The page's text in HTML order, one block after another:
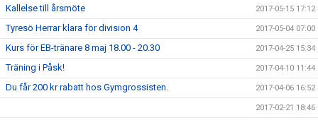
Kallelse till årsmöte 2017-05-15 17:12
Tyresö Herrar klara för division 4 2017-05-04 07:00
Kurs för EB-tränare 8 maj 18.00 - 20.30 2017-04-25 15:34
Träning i Påsk! 2017-04-10 11:44
Du får 200 kr rabatt hos Gymgrossisten. 2017-04-06 16:52
2017-02-21 18:46